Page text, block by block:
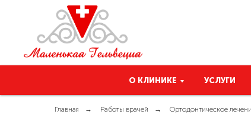
О КЛИНИКЕ УСЛУГИ
Главная → Работы врачей → Ортодонтическое